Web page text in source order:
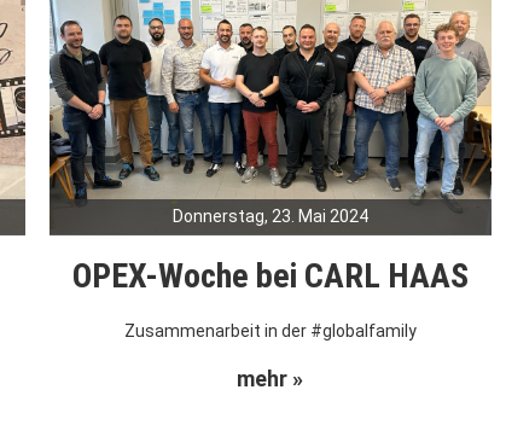
Donnerstag, 23. Mai 2024
OPEX-Woche bei CARL HAAS
Zusammenarbeit in der #globalfamily
mehr »